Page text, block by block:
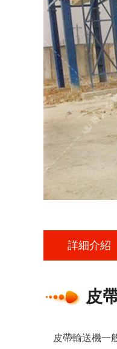
詳細介紹
皮
皮帶輸送機一